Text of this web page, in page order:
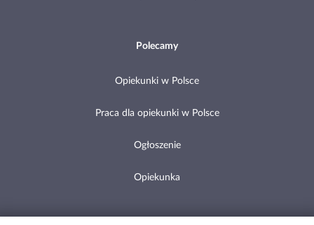
Polecamy
Opiekunki w Polsce
Praca dla opiekunki w Polsce
Ogłoszenie
Opiekunka